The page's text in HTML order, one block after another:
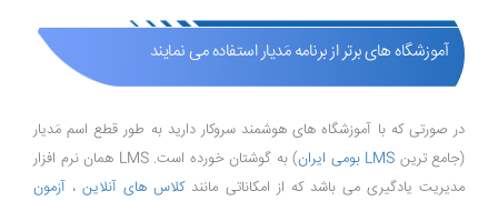
آموزشگاه های برتر از برنامه مَدیار استفاده می نمایند
در صورتی که با آموزشگاه های هوشمند سروکار دارید به طور قطع اسم مَدیار
(جامع ترین LMS بومی ایران
) به گوشتان خورده است. LMS همان نرم افزار
مدیریت یادگیری می باشد که از امکاناتی مانندکلاس های آنلاین، آزمون